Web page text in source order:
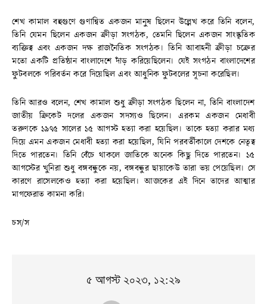
শেখ কামাল বহুগুণে গুণান্বিত একজন মানুষ ছিলেন উল্লেখ করে তিনি বলেন,
তিনি যেমন ছিলেন একজন ক্রীড়া সংগঠক, তেমনি ছিলেন একজন সাংস্কৃতিক
ব্যক্তিত্ব এবং একজন দক্ষ রাজনৈতিক সংগঠক। তিনি আবাহনী ক্রীড়া চক্রের
মতো একটি প্রতিষ্ঠান বাংলাদেশে দাঁড় করিয়েছিলেন। যেই সংগঠন বাংলাদেশের
ফুটবলকে পরিবর্তন করে দিয়েছিল এবং আধুনিক ফুটবলের সূচনা করেছিল।
তিনি আরও বলেন, শেখ কামাল শুধু ক্রীড়া সংগঠক ছিলেন না, তিনি বাংলাদেশ
জাতীয় ক্রিকেট দলের একজন সদস্যও ছিলেন। এরকম একজন মেধাবী
তরুণকে ১৯৭৫ সালের ১৫ আগস্ট হত্যা করা হয়েছিল। তাকে হত্যা করার মধ্য
দিয়ে এমন একজন মেধাবী হত্যা করা হয়েছিল, যিনি পরবর্তীকালে দেশকে নেতৃত্ব
দিতে পারতেন। তিনি বেঁচে থাকলে জাতিকে অনেক কিছু দিতে পারতেন। ১৫
আগস্টের খুনিরা শুধু বঙ্গবন্ধুকে নয়, বঙ্গবন্ধুর ছায়াকেউ তারা ভয় পেয়েছিল। সে
কারণে রাসেলকেও হত্যা করা হয়েছিল। আজকের এই দিনে তাদের আত্মার
মাগফেরাত কামনা করি।
চস/স
৫ আগস্ট ২০২৩, ১২:২৯